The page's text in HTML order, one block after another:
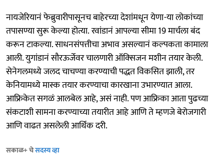
नायजेरियानं फेब्रुवारीपासूनच बाहेरच्या देशांमधून येणा-या लोकांच्या
तपासण्या सुरू केल्या होत्या. रवांडानं आपल्या सीमा 19 मार्चला बंद
करून टाकल्या. साधनसंपत्तीचा अभाव असल्यानं कल्पकता कामाला
आली. युगांडानं सौरऊर्जेवर चालणारी ऑक्‍सिजन मशीन तयार केली.
सेनेगलमध्ये जलद चाचण्या करण्याची पद्धत विकसित झाली, तर
केनियामध्ये मास्क तयार करण्याचा कारखाना उभारण्यात आला.
आफ्रिकेत सगळं आलबेल आहे, असं नाही. पण आफ्रिका आता पुढच्या
संकटाशी सामना करण्याच्या तयारीत आहे आणि ते म्हणजे बेरोजगारी
आणि वाढत असलेली आर्थिक दरी.
सकाळ+ चेसदस्य व्हा